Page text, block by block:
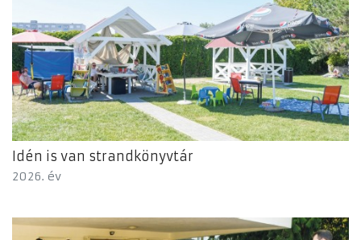
Idén is van strandkönyvtár
2026. év